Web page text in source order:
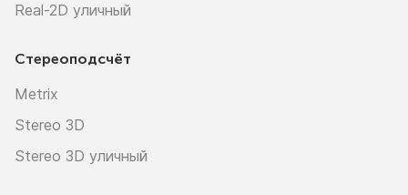
Real-2D уличный
Стереоподсчёт
Metrix
Stereo 3D
Stereo 3D уличный